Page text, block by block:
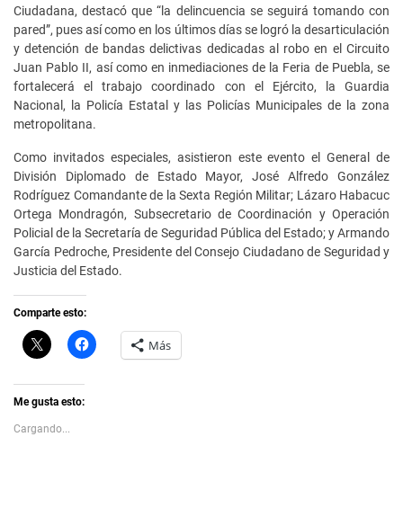
Ciudadana, destacó que “la delincuencia se seguirá tomando con
pared”, pues así como en los últimos días se logró la desarticulación
y detención de bandas delictivas dedicadas al robo en el Circuito
Juan Pablo II, así como en inmediaciones de la Feria de Puebla, se
fortalecerá el trabajo coordinado con el Ejército, la Guardia
Nacional, la Policía Estatal y las Policías Municipales de la zona
metropolitana.
Como invitados especiales, asistieron este evento el General de
División Diplomado de Estado Mayor, José Alfredo González
Rodríguez Comandante de la Sexta Región Militar; Lázaro Habacuc
Ortega Mondragón, Subsecretario de Coordinación y Operación
Policial de la Secretaría de Seguridad Pública del Estado; y Armando
García Pedroche, Presidente del Consejo Ciudadano de Seguridad y
Justicia del Estado.
Comparte esto:
C
l
k
t
s
h
H
a Más
Me gusta esto:
Cargando...